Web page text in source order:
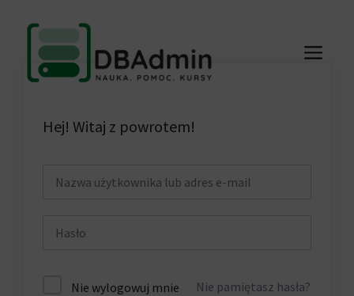
Hej! Witaj z powrotem!
Nie wylogowuj mnie Nie pamiętasz hasła?